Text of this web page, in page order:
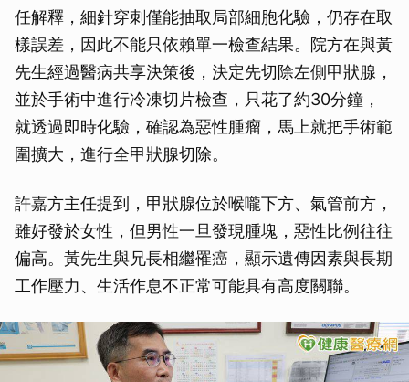
任解釋，細針穿刺僅能抽取局部細胞化驗，仍存在取
樣誤差，因此不能只依賴單一檢查結果。院方在與黃
先生經過醫病共享決策後，決定先切除左側甲狀腺，
並於手術中進行冷凍切片檢查，只花了約30分鐘，
就透過即時化驗，確認為惡性腫瘤，馬上就把手術範
圍擴大，進行全甲狀腺切除。
許嘉方主任提到，甲狀腺位於喉嚨下方、氣管前方，
雖好發於女性，但男性一旦發現腫塊，惡性比例往往
偏高。黃先生與兄長相繼罹癌，顯示遺傳因素與長期
工作壓力、生活作息不正常可能具有高度關聯。